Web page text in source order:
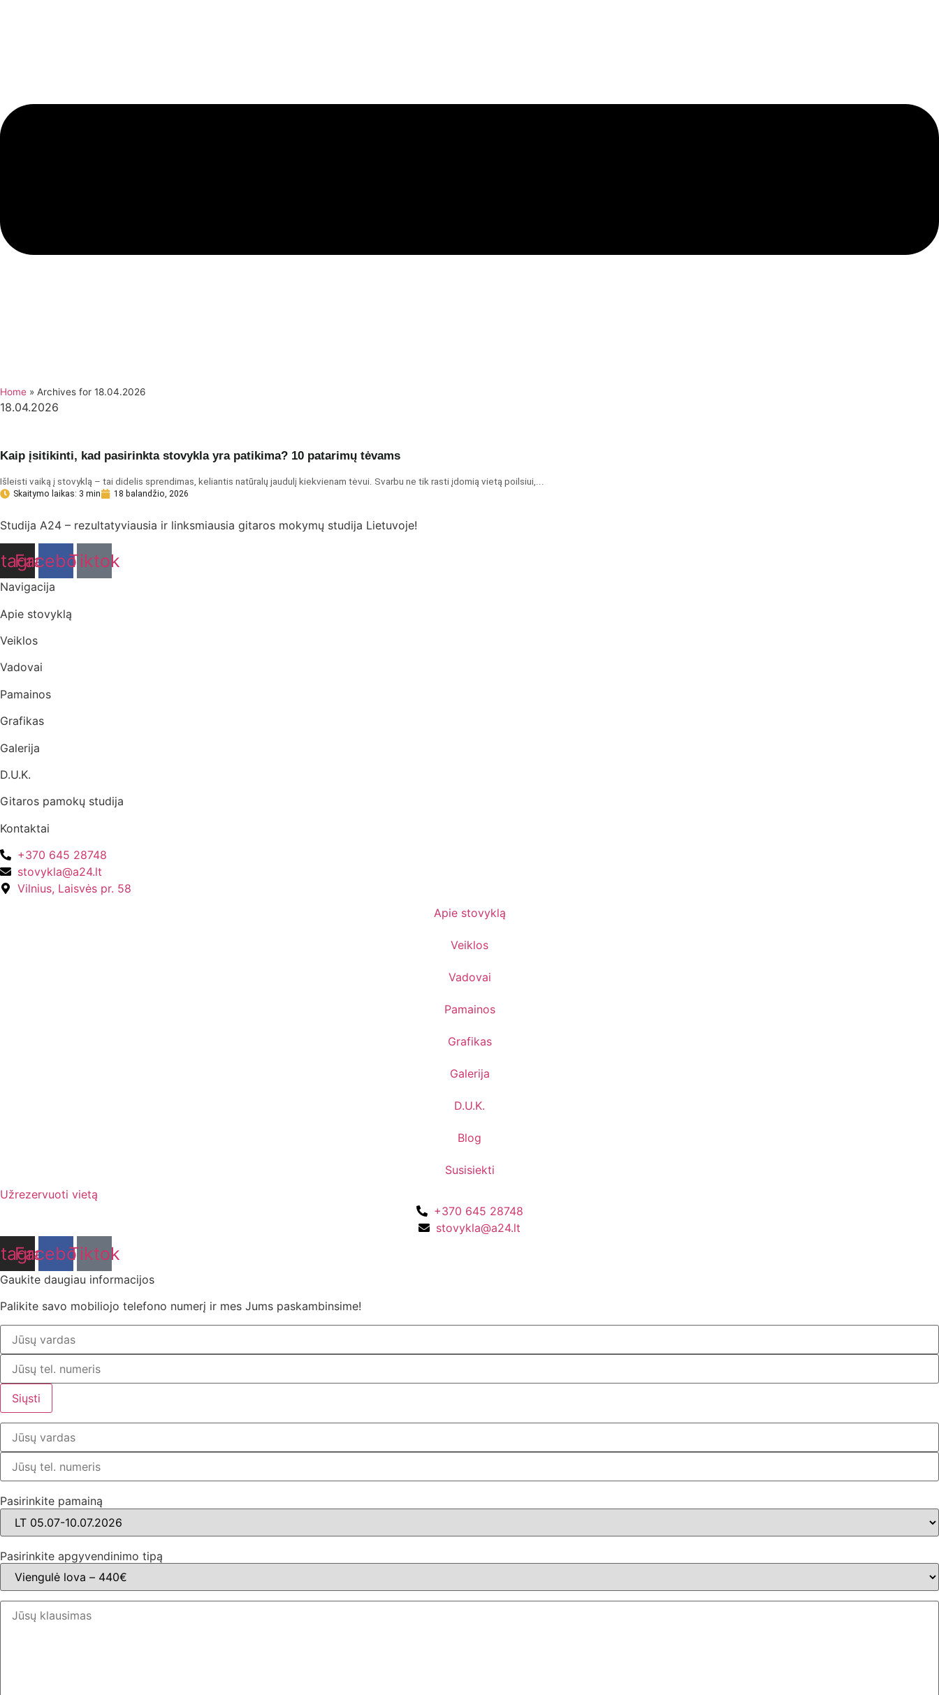
Home » Archives for 18.04.2026
18.04.2026
Kaip įsitikinti, kad pasirinkta stovykla yra patikima? 10 patarimų tėvams
Išleisti vaiką į stovyklą – tai didelis sprendimas, keliantis natūralų jaudulį kiekvienam tėvui. Svarbu ne tik rasti įdomią vietą poilsiui,...
Skaitymo laikas: 3 min 18 balandžio, 2026
Studija A24 – rezultatyviausia ir linksmiausia gitaros mokymų studija Lietuvoje!
Facebook
Tiktok
Navigacija
Apie stovyklą
Veiklos
Vadovai
Pamainos
Grafikas
Galerija
D.U.K.
Gitaros pamokų studija
Kontaktai
+370 645 28748
stovykla@a24.lt
Vilnius, Laisvės pr. 58
Apie stovyklą
Veiklos
Vadovai
Pamainos
Grafikas
Galerija
D.U.K.
Blog
Susisiekti
Užrezervuoti vietą
+370 645 28748
stovykla@a24.lt
Facebook
Tiktok
Gaukite daugiau informacijos
Palikite savo mobiliojo telefono numerį ir mes Jums paskambinsime!
Pasirinkite pamainą
Pasirinkite apgyvendinimo tipą